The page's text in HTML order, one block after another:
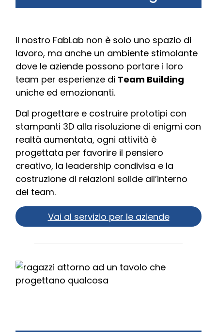
Il nostro FabLab non è solo uno spazio di
lavoro, ma anche un ambiente stimolante
dove le aziende possono portare i loro
team per esperienze di Team Building
uniche ed emozionanti.
Dal progettare e costruire prototipi con
stampanti 3D alla risoluzione di enigmi con
realtà aumentata, ogni attività è
progettata per favorire il pensiero
creativo, la leadership condivisa e la
costruzione di relazioni solide all’interno
del team.
Vai al servizio per le aziende